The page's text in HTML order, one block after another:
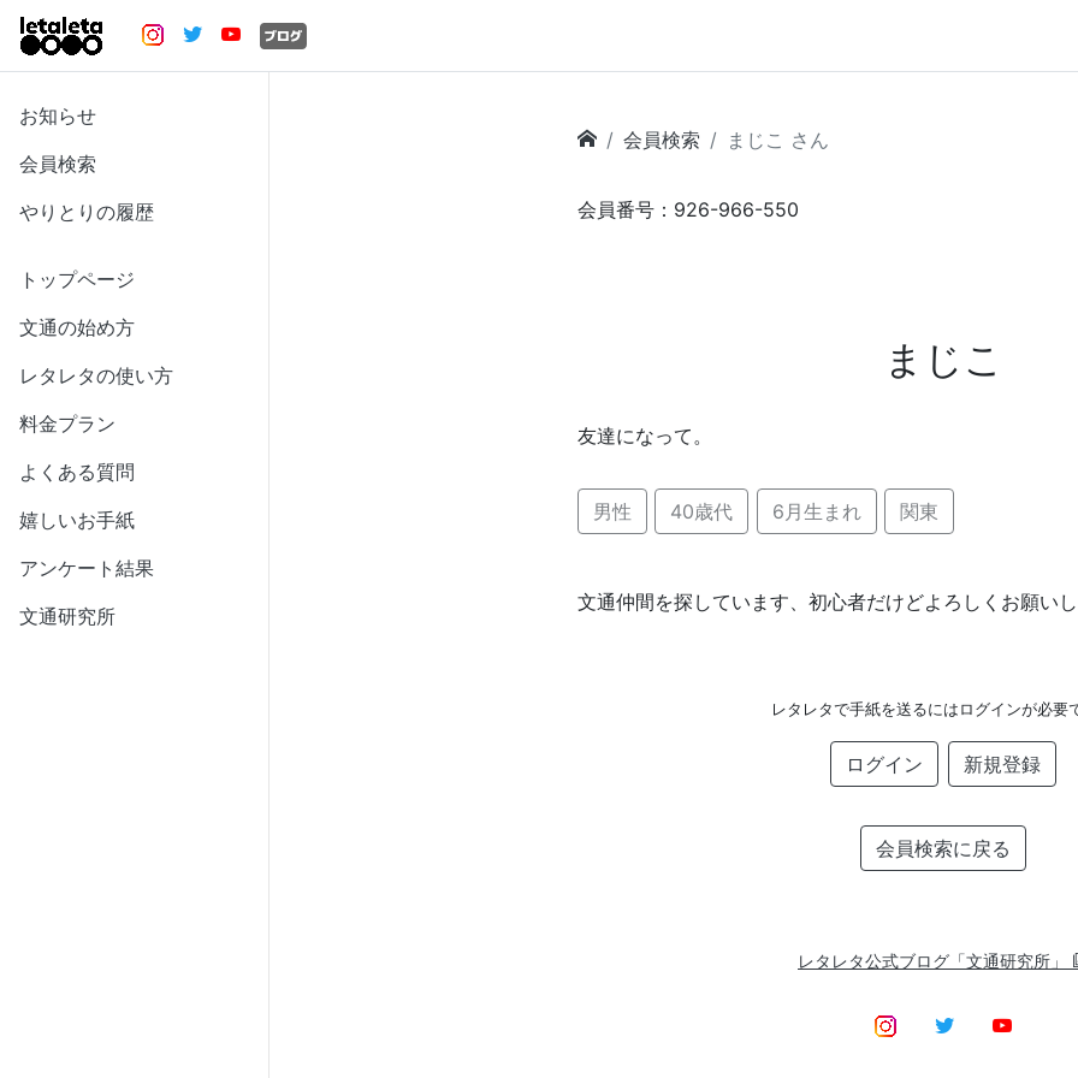
お知らせ
会員検索
やりとりの履歴
トップページ
文通の始め方
レタレタの使い方
料金プラン
よくある質問
嬉しいお手紙
アンケート結果
文通研究所
会員検索 まじこ さん
会員番号：926-966-550
まじこ
友達になって。
男性 40歳代 6月生まれ 関東
文通仲間を探しています、初心者だけどよろしくお願いし
レタレタで手紙を送るにはログインが必要
ログイン 新規登録
会員検索に戻る
レタレタ公式ブログ「文通研究所」